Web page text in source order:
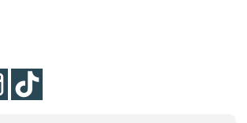
Instagram